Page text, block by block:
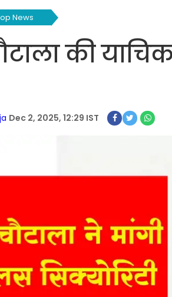
News
की
Dec 2, 2025, 12:29 IST